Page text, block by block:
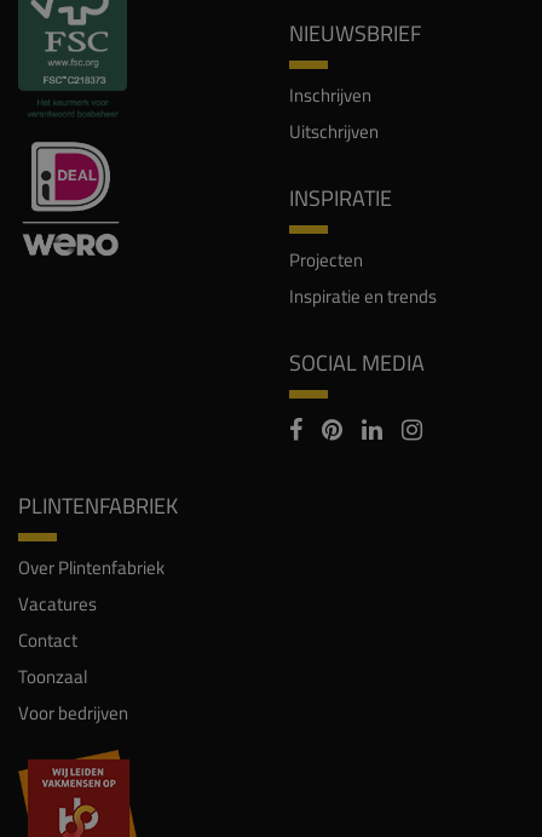
NIEUWSBRIEF
Inschrijven
Uitschrijven
INSPIRATIE
Projecten
Inspiratie en trends
SOCIAL MEDIA
PLINTENFABRIEK
Over Plintenfabriek
Vacatures
Contact
Toonzaal
Voor bedrijven